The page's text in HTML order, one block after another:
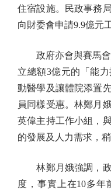
住宿設施。民政事務
向財委會申請9.9億元
政府亦會與賽馬會
立總額3億元的「能
動醫學及讓體院添置
員同樣受惠。林鄭月
英偉主持工作小組，
的發展及人力需求，
林鄭月娥強調，政
度，事實上在10多年